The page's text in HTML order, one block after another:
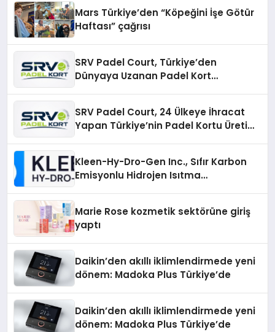
Mars Türkiye’den “Köpeğini İşe Götür
Haftası” çağrısı
SRV Padel Court, Türkiye’den
Dünyaya Uzanan Padel Kort
SRV Padel Court, 24 Ülkeye İhracat
Yapan Türkiye’nin Padel Kortu Üretim
Kleen-Hy-Dro-Gen Inc., Sıfır Karbon
Emisyonlu Hidrojen Isıtma
Marie Rose kozmetik sektörüne giriş
yaptı
Daikin’den akıllı iklimlendirmede yeni
dönem: Madoka Plus Türkiye’de
Daikin’den akıllı iklimlendirmede yeni
dönem: Madoka Plus Türkiye’de